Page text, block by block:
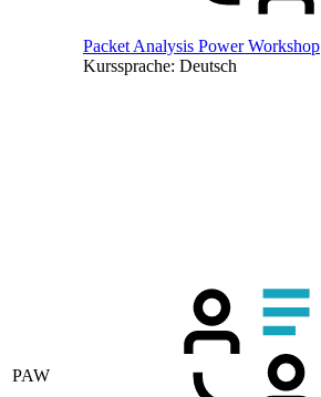
Packet Analysis Power Workshop
Kurssprache: Deutsch
PAW